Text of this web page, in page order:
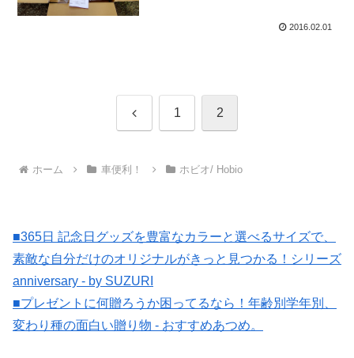
2016.02.01
前 1 2
ホーム 車便利！ ホビオ/ Hobio
■365日 記念日グッズを豊富なカラーと選べるサイズで、
素敵な自分だけのオリジナルがきっと見つかる！シリーズ
anniversary - by SUZURI
■プレゼントに何贈ろうか困ってるなら！年齢別学年別、
変わり種の面白い贈り物 - おすすめあつめ。